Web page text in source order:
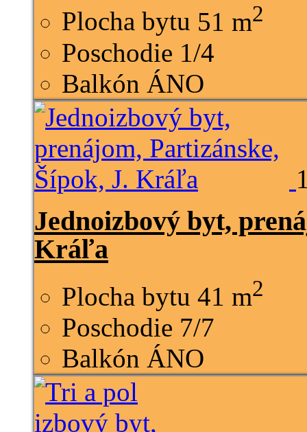
Plocha bytu 51 m2
Poschodie 1/4
Balkón ÁNO
Jednoizbový byt,
Kráľa
Plocha bytu 41 m2
Poschodie 7/7
Balkón ÁNO